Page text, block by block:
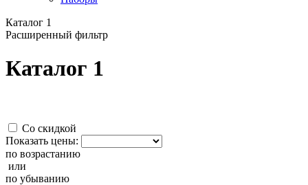
Каталог 1
Расширенный фильтр
Каталог 1
Со скидкой
Показать цены:
по возрастанию
или
по убыванию